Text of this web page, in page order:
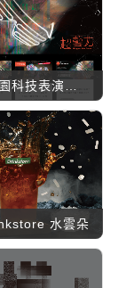
水雲朵